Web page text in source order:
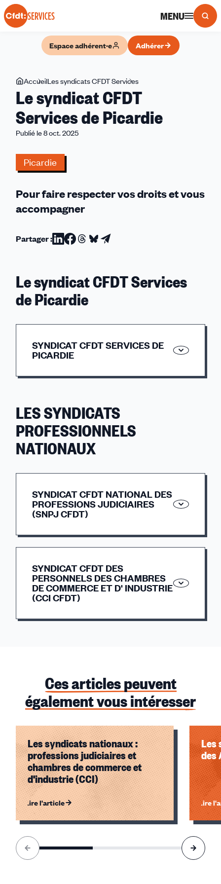
Panneau de gestion des cookies
SERVICES MENU
Espace adhérent·e Adhérer
Vous
êtes
ici
AccueilLes syndicats CFDT Services
CFDT
Services
Le syndicat CFDT
Services de Picardie
Publié le 8 oct. 2025
Picardie
Pour faire respecter vos droits et vous
accompagner
Partager :Partager
Linkedin
Partager
Facebook
Partager
Threads
Partager
Bluesky
Partager
email
Le syndicat CFDT Services
de Picardie
SYNDICAT CFDT SERVICES DE
PICARDIE
80 000 AMIENS
06 50 31 16 20/ 1g8003o@services.cfdt.fr
LES SYNDICATS
PROFESSIONNELS
NATIONAUX
SYNDICAT CFDT NATIONAL DES
PROFESSIONS JUDICIAIRES
(SNPJ CFDT)
Tél : 01 87 66 42 50 /contact@snpj-cfdt.fr
SYNDICAT CFDT DES
PERSONNELS DES CHAMBRES
DE COMMERCE ET D' INDUSTRIE
(CCI CFDT)
https://www.cfdt-cci.com/
Ces articles peuvent
également vous intéresser
Les syndicats nationaux :
professions judiciaires et
chambres de commerce et
d'industrie (CCI)
Lire l'article
Les
des
Lire